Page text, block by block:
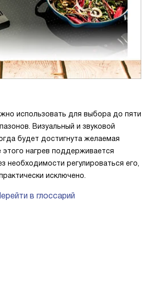
использовать для выбора до пяти
Визуальный и звуковой
будет достигнута желаемая
этого нагрев поддерживается
необходимости регулироваться его,
исключено.
в глоссарий